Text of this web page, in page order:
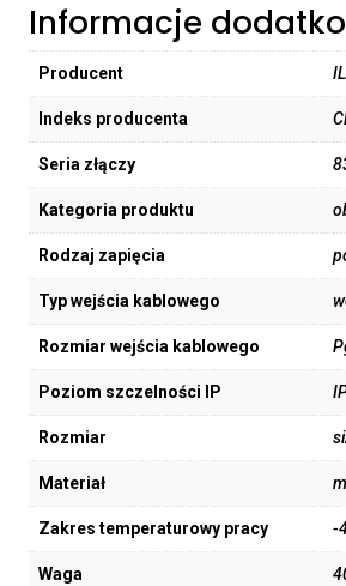
Informacje
Producent
Indeks producenta
Seria złączy
Kategoria produktu
Rodzaj zapięcia
Typ wejścia kablowego
Rozmiar wejścia kablowego
Poziom szczelności IP
Rozmiar
Materiał
Zakres temperaturowy pracy -
Waga